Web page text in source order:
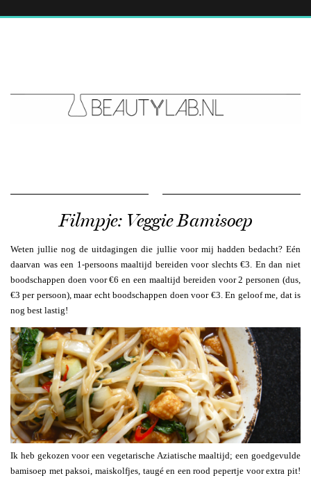
Filmpje: Veggie Bamisoep
Weten jullie nog de uitdagingen die jullie voor mij hadden bedacht? Eén
daarvan was een 1-persoons maaltijd bereiden voor slechts €3. En dan niet
boodschappen doen voor €6 en een maaltijd bereiden voor 2 personen (dus,
€3 per persoon), maar echt boodschappen doen voor €3. En geloof me, dat is
nog best lastig!
Ik heb gekozen voor een vegetarische Aziatische maaltijd; een goedgevulde
bamisoep met paksoi, maiskolfjes, taugé en een rood pepertje voor extra pit!